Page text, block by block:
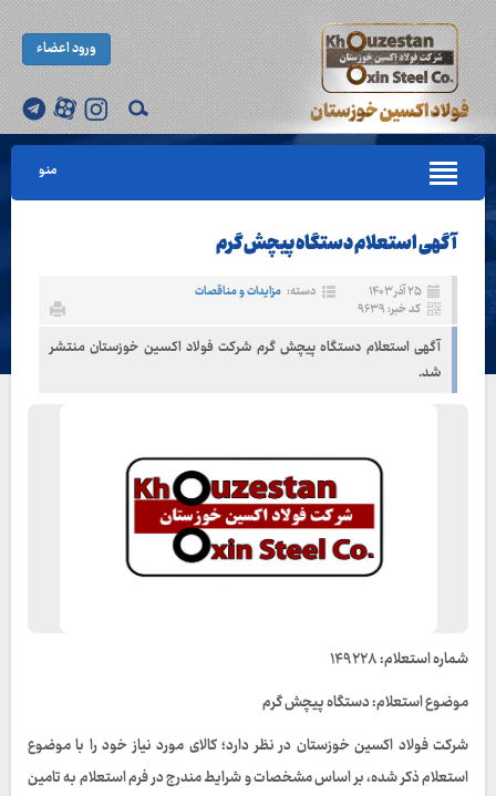
ورود اعضاء
منو
آگهی استعلام دستگاه پیچش گرم
۲۵ آذر ۱۴۰۳ دسته: مزایدات و مناقصات
کد خبر: ۹۶۳۹
آگهی استعلام دستگاه پیچش گرم شرکت فولاد اکسین خوزستان منتشر
شد.
شماره استعلام: ۱۴۹۲۲۸
موضوع استعلام: دستگاه پیچش گرم
شرکت فولاد اکسین خوزستان در نظر دارد؛ کالای مورد نیاز خود را با موضوع
استعلام ذکر شده، بر اساس مشخصات و شرایط مندرج در فرم استعلام به تامین